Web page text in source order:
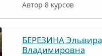
Автор 8 курсов
БЕРЕЗИНА Эльвира
Владимировна